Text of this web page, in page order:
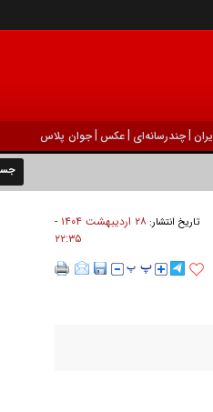
|چندرسانه‌ای |عکس |جوان پلاس
تاریخ انتشار:
۲۸ ارديبهشت ۱۴۰۴ -
۲۲:۳۵